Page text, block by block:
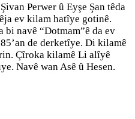
Perwer û Eyşe Şan têda
ev kilam hatîye gotinê.
bi navê “Dotmam”ê da ev
de derketîye. Di kilamê
Çîroka kilamê Li alîyê
Navê wan Asê û Hesen.